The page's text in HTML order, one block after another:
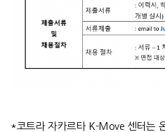
*코트라 자카르타 K-Move 센터는